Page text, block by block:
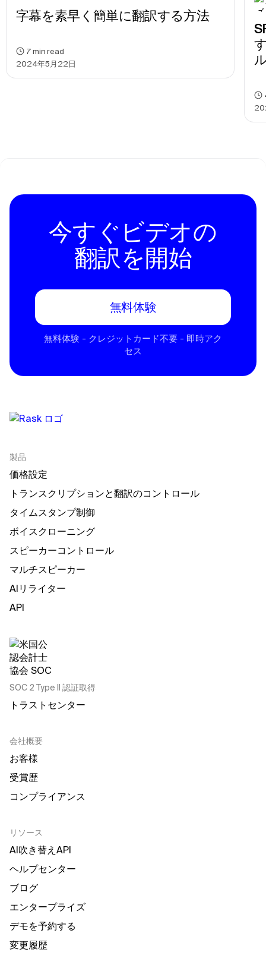
字幕を素早く簡単に翻訳する方法
2024年5月22日
7 min read
今すぐビデオの
翻訳を開始
無料体験
無料体験 - クレジットカード不要 - 即時アク
セス
製品
価格設定
トランスクリプションと翻訳のコントロール
タイムスタンプ制御
ボイスクローニング
スピーカーコントロール
マルチスピーカー
AIリライター
API
SOC 2 Type II 認証取得
トラストセンター
会社概要
お客様
受賞歴
コンプライアンス
リソース
AI吹き替えAPI
ヘルプセンター
ブログ
エンタープライズ
デモを予約する
変更履歴